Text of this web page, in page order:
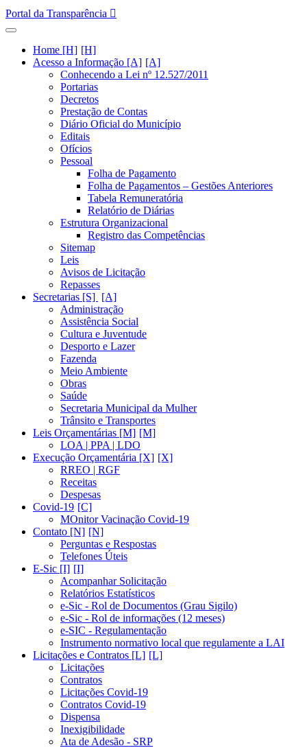
Portal da Transparência
Home [H]
Acesso a Informação [A]
Conhecendo a Lei nº 12.527/2011
Portarias
Decretos
Prestação de Contas
Diário Oficial do Município
Editais
Ofícios
Pessoal
Folha de Pagamento
Folha de Pagamentos – Gestões Anteriores
Tabela Remuneratória
Relatório de Diárias
Estrutura Organizacional
Registro das Competências
Sitemap
Leis
Avisos de Licitação
Repasses
Secretarias [S]
Administração
Assistência Social
Cultura e Juventude
Desporto e Lazer
Fazenda
Meio Ambiente
Obras
Saúde
Secretaria Municipal da Mulher
Trânsito e Transportes
Leis Orçamentárias [M]
LOA | PPA | LDO
Execução Orçamentária [X]
RREO | RGF
Receitas
Despesas
Covid-19
MOnitor Vacinação Covid-19
Contato [N]
Perguntas e Respostas
Telefones Úteis
E-Sic [I]
Acompanhar Solicitação
Relatórios Estatísticos
e-Sic - Rol de Documentos (Grau Sigilo)
e-Sic - Rol de informações (12 meses)
e-SIC - Regulamentação
Instrumento normativo local que regulamente a LAI
Licitações e Contratos [L]
Licitações
Contratos
Licitações Covid-19
Contratos Covid-19
Dispensa
Inexigibilidade
Ata de Adesão - SRP